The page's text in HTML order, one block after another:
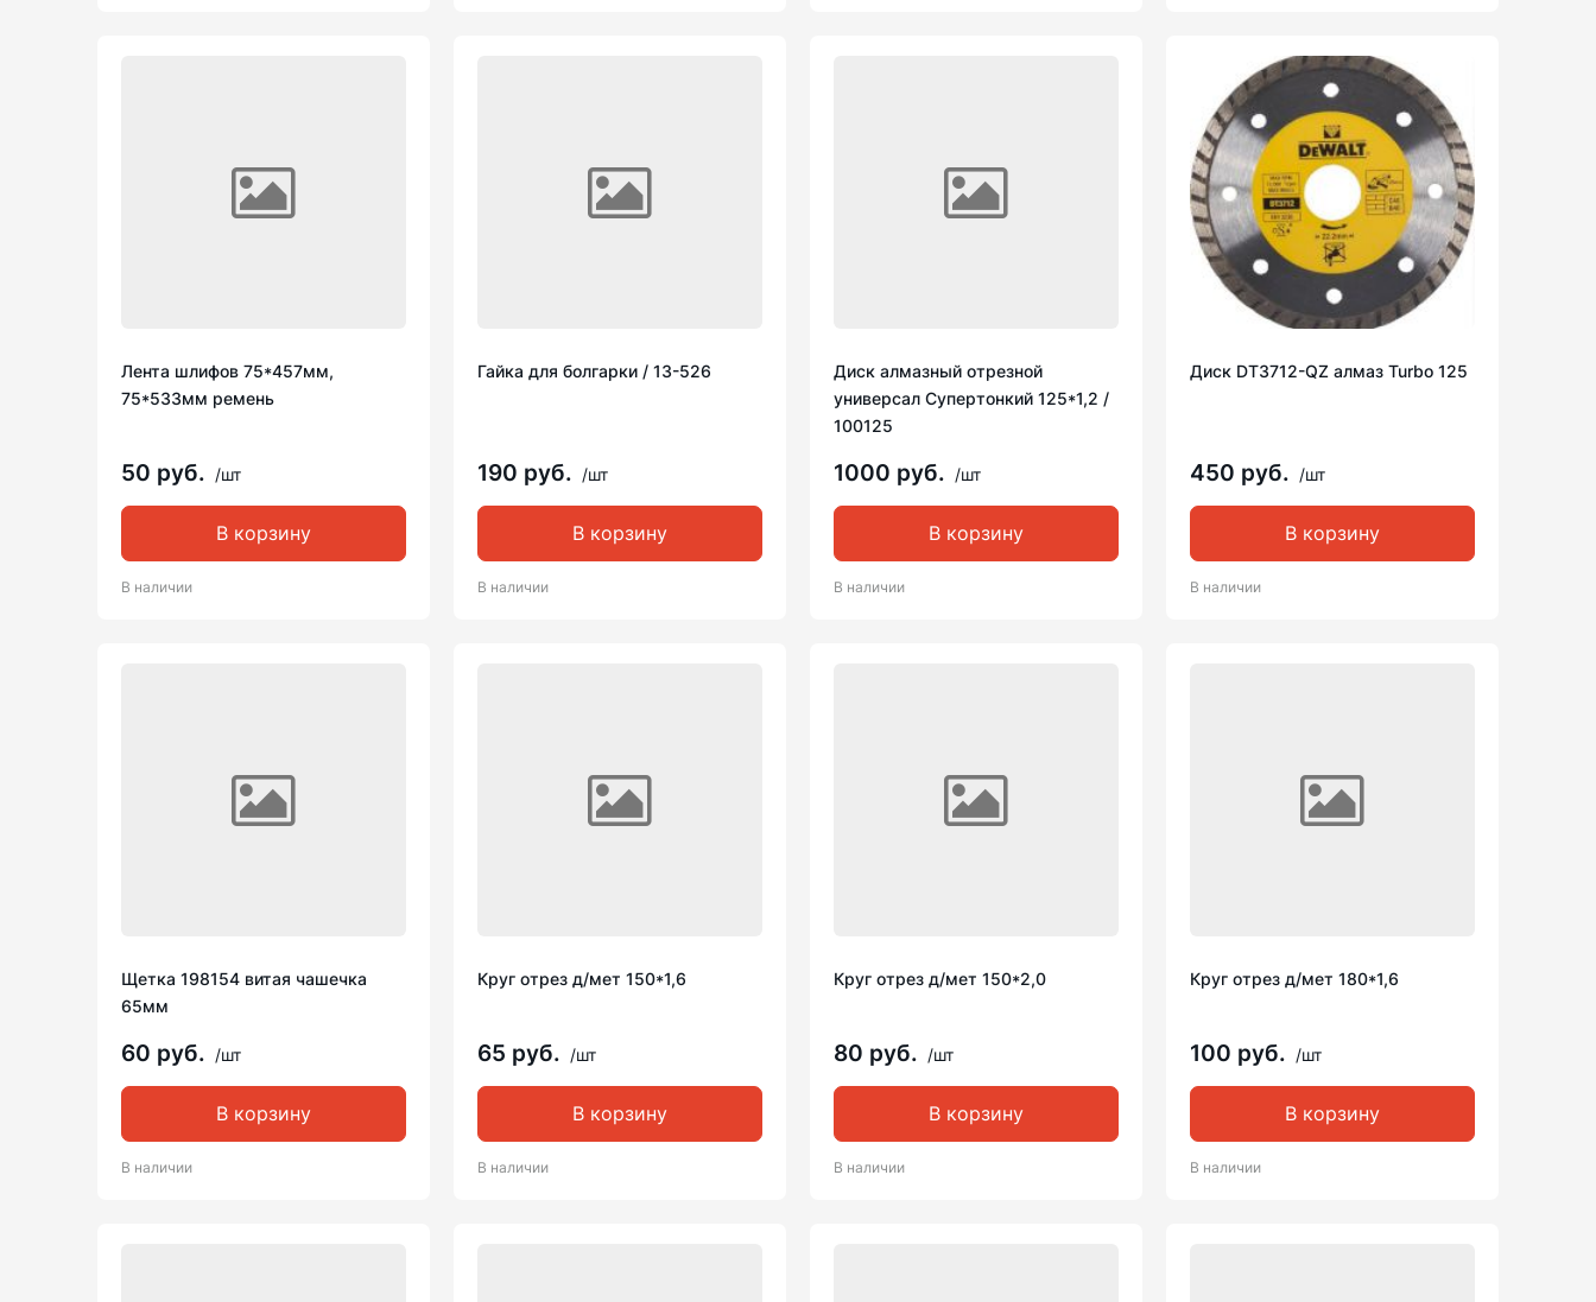
Лента шлифов 75*457мм,
75*533мм ремень
50 руб. /шт
В корзину
В наличии
Гайка для болгарки / 13-526
190 руб. /шт
В корзину
В наличии
Диск алмазный отрезной
универсал Супертонкий 125*1,2 /
100125
1000 руб. /шт
В корзину
В наличии
Диск DT3712-QZ алмаз Turbo 125
450 руб. /шт
В корзину
В наличии
Щетка 198154 витая чашечка
65мм
60 руб. /шт
В корзину
В наличии
Круг отрез д/мет 150*1,6
65 руб. /шт
В корзину
В наличии
Круг отрез д/мет 150*2,0
80 руб. /шт
В корзину
В наличии
Круг отрез д/мет 180*1,6
100 руб. /шт
В корзину
В наличии